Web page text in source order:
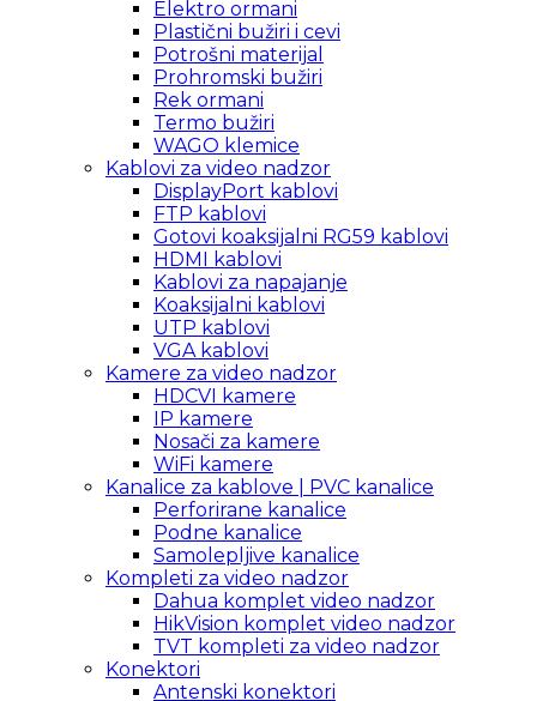
Elektro ormani
Plastični bužiri i cevi
Potrošni materijal
Prohromski bužiri
Rek ormani
Termo bužiri
WAGO klemice
Kablovi za video nadzor
DisplayPort kablovi
FTP kablovi
Gotovi koaksijalni RG59 kablovi
HDMI kablovi
Kablovi za napajanje
Koaksijalni kablovi
UTP kablovi
VGA kablovi
Kamere za video nadzor
HDCVI kamere
IP kamere
Nosači za kamere
WiFi kamere
Kanalice za kablove | PVC kanalice
Perforirane kanalice
Podne kanalice
Samolepljive kanalice
Kompleti za video nadzor
Dahua komplet video nadzor
HikVision komplet video nadzor
TVT kompleti za video nadzor
Konektori
Antenski konektori